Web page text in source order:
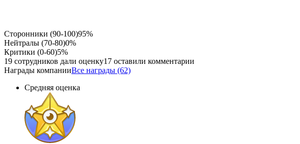
Сторонники (90-100)95%
Нейтралы (70-80)0%
Критики (0-60)5%
19 сотрудников дали оценку17 оставили комментарии
Награды компанииВсе награды (62)
Средняя оценка